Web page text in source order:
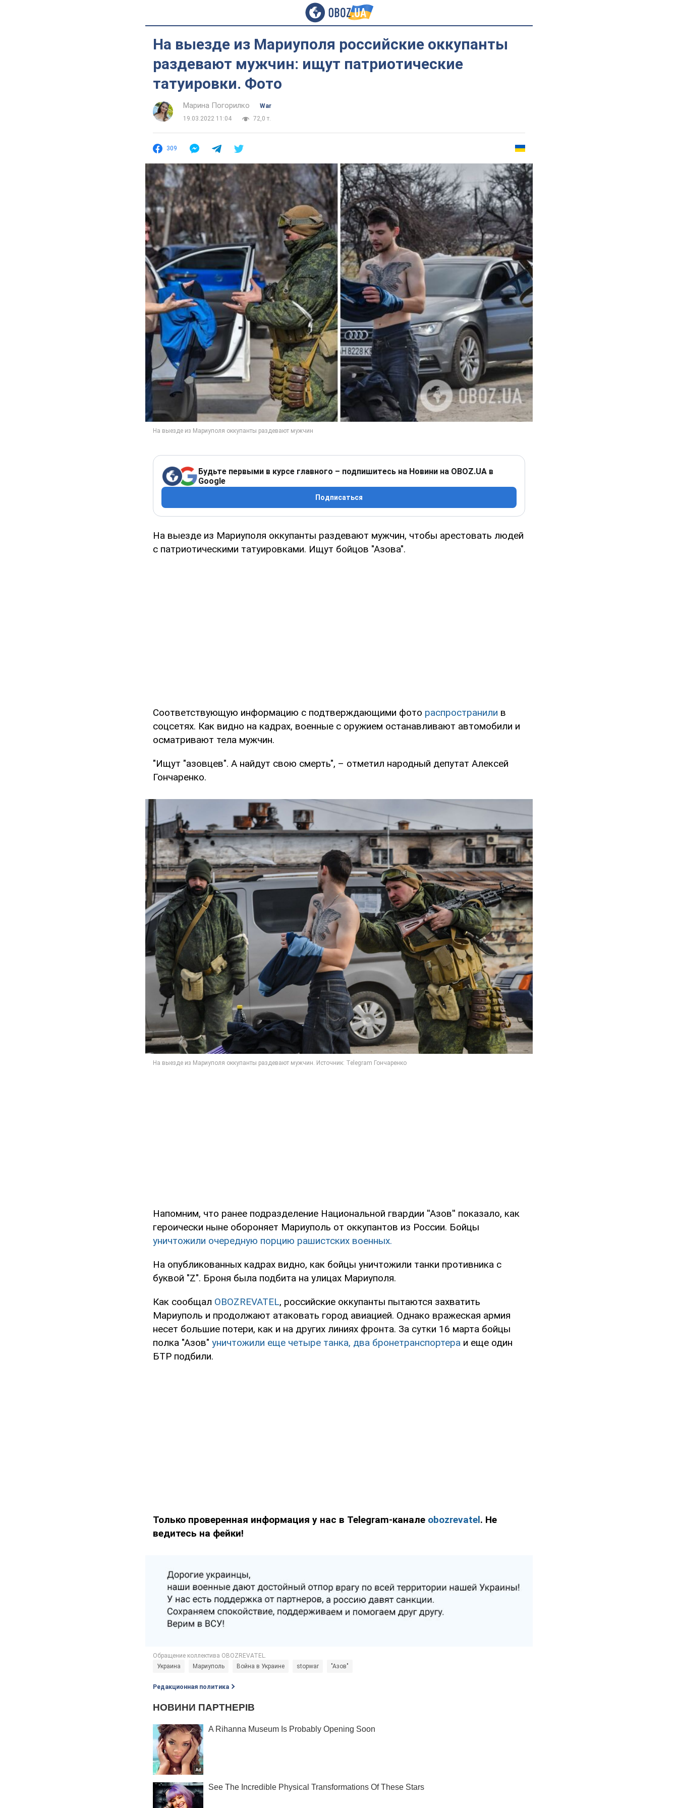
На выезде из Мариуполя российские оккупанты
раздевают мужчин: ищут патриотические
татуировки. Фото
Марина Погорилко
War
19.03.2022 11:04
72,0 т.
309
Будьте первыми в курсе главного – подпишитесь на Новини на OBOZ.UA в
Google
Подписаться
На выезде из Мариуполя оккупанты раздевают мужчин, чтобы арестовать людей
с патриотическими татуировками. Ищут бойцов "Азова".
Соответствующую информацию с подтверждающими фото распространили в
соцсетях. Как видно на кадрах, военные с оружием останавливают автомобили и
осматривают тела мужчин.
"Ищут "азовцев". А найдут свою смерть", – отметил народный депутат Алексей
Гончаренко.
Напомним, что ранее подразделение Национальной гвардии ''Азов'' показало, как
героически ныне обороняет Мариуполь от оккупантов из России. Бойцы
уничтожили очередную порцию рашистских военных.
На опубликованных кадрах видно, как бойцы уничтожили танки противника с
буквой "Z". Броня была подбита на улицах Мариуполя.
Как сообщал OBOZREVATEL, российские оккупанты пытаются захватить
Мариуполь и продолжают атаковать город авиацией. Однако вражеская армия
несет большие потери, как и на других линиях фронта. За сутки 16 марта бойцы
полка "Азов" уничтожили еще четыре танка, два бронетранспортера и еще один
БТР подбили.
Только проверенная информация у нас в Telegram-канале obozrevatel. Не
ведитесь на фейки!
Украина Мариуполь Война в Украине stopwar "Азов"
Редакционная политика